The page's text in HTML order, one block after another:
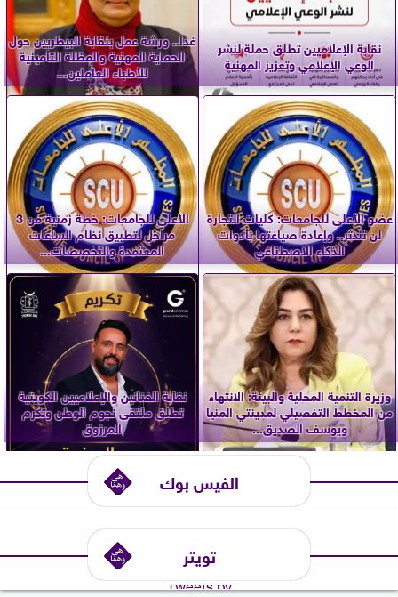
نقابة الإعلاميين تطلق حملة لنشر
الوعي الإعلامي وتعزيز المهنية
غدا.. ورشة عمل بنقابة البيطريين حول
الحماية المهنية والمظلة التأمينية
للأطباء العاملين...
عضو الأعلى للجامعات: كليات التجارة
لن تندثر.. وإعادة صياغتها بأدوات
الذكاء الاصطناعي
الأعلى للجامعات: خطة زمنية من 3
مراحل لتطبيق نظام الساعات
المعتمدة والتخصصات...
وزيرة التنمية المحلية والبيئة: الانتهاء
من المخطط التفصيلي لمدينتي المنيا
ويوسف الصديق...
نقابة الفنانين والإعلاميين الكويتية
تطلق ملتقى نجوم الوطن وتكرم
المرزوق
الفيس بوك
تويتر
Tweets by